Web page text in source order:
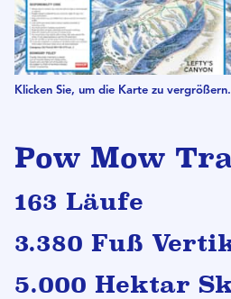
Klicken Sie, um die Karte zu vergrößern.
Pow Mow
163 Läufe
3.380 Fuß
5.000 Hektar